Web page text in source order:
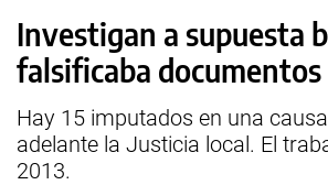
Investigan a supuesta
falsificaba documentos
Hay 15 imputados en una
adelante la Justicia local. El
2013.